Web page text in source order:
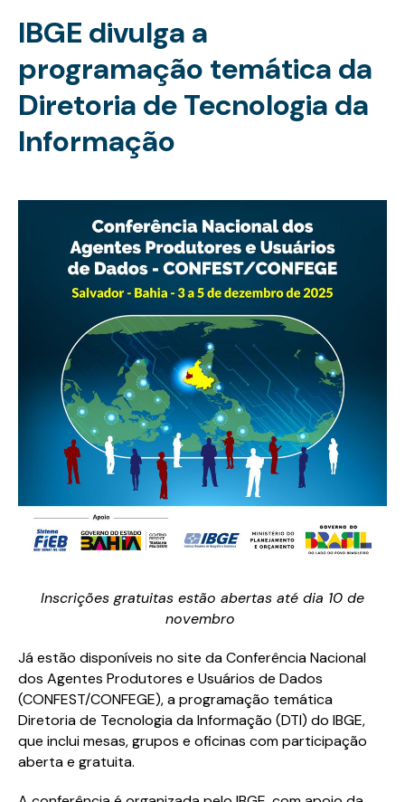
IBGE divulga a
programação temática da
Diretoria de Tecnologia da
Informação
Inscrições gratuitas estão abertas até dia 10 de
novembro
Já estão disponíveis no site da Conferência Nacional
dos Agentes Produtores e Usuários de Dados
(CONFEST/CONFEGE), a programação temática
Diretoria de Tecnologia da Informação (DTI) do IBGE,
que inclui mesas, grupos e oficinas com participação
aberta e gratuita.